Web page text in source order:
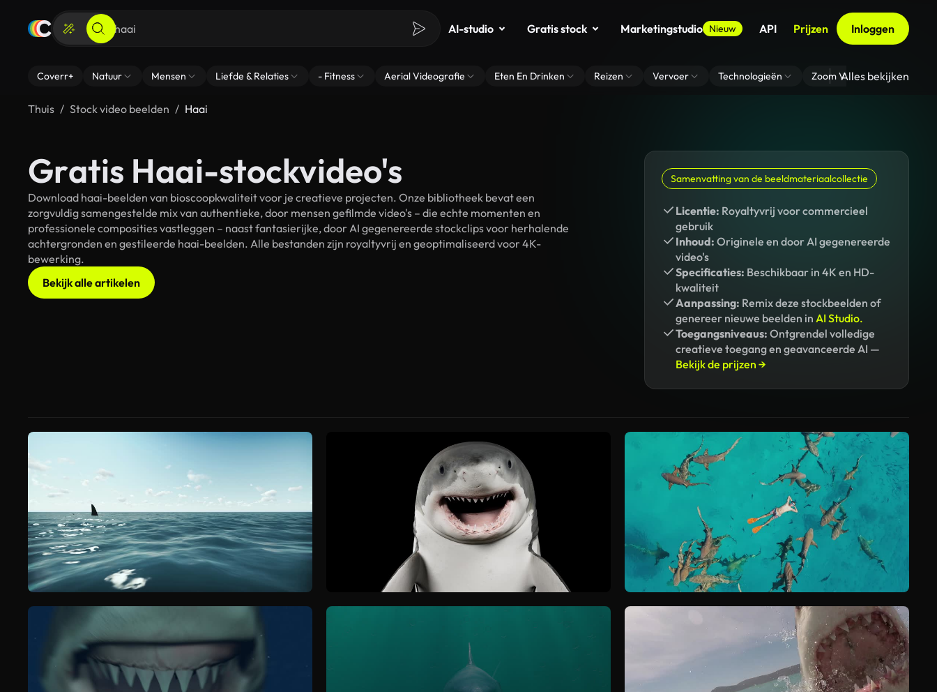
AI-studio Gratis stock Marketingstudio Nieuw API Prijzen Inloggen
Coverr+ Natuur Mensen Liefde & Relaties - Fitness Aerial Videografie Eten En Drinken Reizen Vervoer Technologieën Zoom Virtuele
Alles bekijken
Thuis Stock video beelden Haai
Gratis Haai-stockvideo's
Download haai-beelden van bioscoopkwaliteit voor je creatieve projecten. Onze bibliotheek bevat een
zorgvuldig samengestelde mix van authentieke, door mensen gefilmde video's – die echte momenten en
professionele composities vastleggen – naast fantasierijke, door AI gegenereerde stockclips voor herhalende
achtergronden en gestileerde haai-beelden. Alle bestanden zijn royaltyvrij en geoptimaliseerd voor 4K-
bewerking.
Bekijk alle artikelen
Samenvatting van de beeldmateriaalcollectie
Licentie: Royaltyvrij voor commercieel
gebruik
Inhoud: Originele en door AI gegenereerde
video's
Specificaties: Beschikbaar in 4K en HD-
kwaliteit
Aanpassing: Remix deze stockbeelden of
genereer nieuwe beelden in AI Studio.
Toegangsniveaus: Ontgrendel volledige
creatieve toegang en geavanceerde AI —
Bekijk de prijzen →